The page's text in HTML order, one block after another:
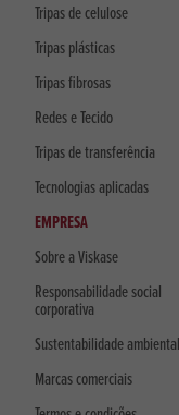
Tripas de celulose
Tripas plásticas
Tripas fibrosas
Redes e Tecido
Tripas de transferência
Tecnologias aplicadas
EMPRESA
Sobre a Viskase
Responsabilidade social
corporativa
Sustentabilidade ambiental
Marcas comerciais